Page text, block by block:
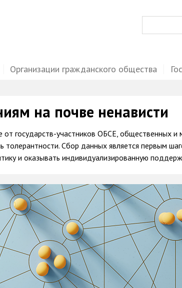
Организации гражданского общества
на почве ненависти
от государств-участников ОБСЕ, общественных
Сбор данных является первым
и оказывать индивидуализированную